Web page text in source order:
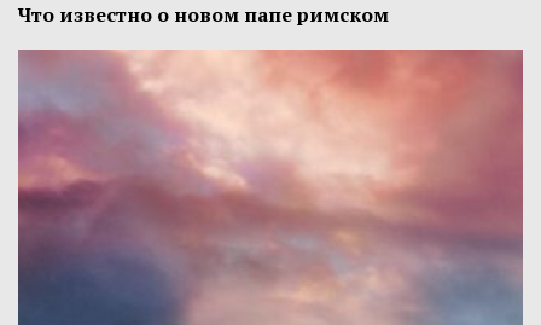
Что известно о новом папе римском